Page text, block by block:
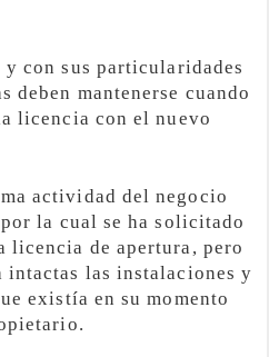
con sus particularidades
deben mantenerse cuando
licencia con el nuevo
actividad del negocio
la cual se ha solicitado
licencia de apertura, pero
intactas las instalaciones y
existía en su momento